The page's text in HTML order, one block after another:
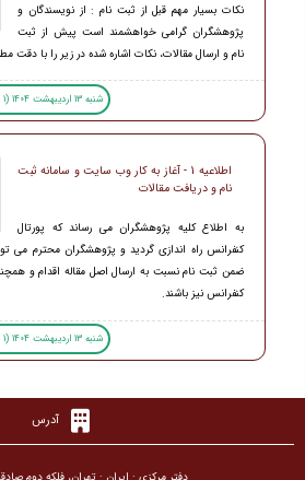
نکات بسیار مهم قبل از ثبت نام : از نویسندگان و
پژوهشگران گرامی خواهشمند است پیش از ثبت
نام و ارسال مقالات، نکات اشاره شده در زیر را با دقت
شنبه 13 اردیبهشت 1404 (1 سال قبل )
اطلاعیه 1 - آغاز به کار وب سایت و سامانه ثبت
نام و دریافت مقالات
به اطلاع کلیه پژوهشگران می رساند که پورتال
کنفرانس راه اندازی گردید و پژوهشگران محترم می
ضمن ثبت نام نسبت به ارسال اصل مقاله اقدام و
کنفرانس نیز باشند.
شنبه 13 اردیبهشت 1404 (1 سال قبل )
آدرس